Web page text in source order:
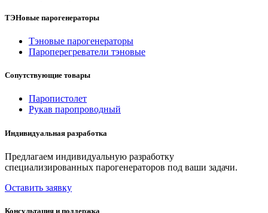
ТЭНовые парогенераторы
Тэновые парогенераторы
Пароперегреватели тэновые
Сопутствующие товары
Паропистолет
Рукав паропроводный
Индивидуальная разработка
Предлагаем индивидуальную разработку
специализированных парогенераторов под ваши задачи.
Оставить заявку
Консультация и поддержка